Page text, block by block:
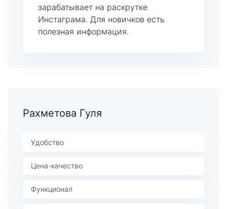
зарабатывает на раскрутке
Инстаграма. Для новичков есть
полезная информация.
Рахметова Гуля
Удобство
Цена-качество
Функционал